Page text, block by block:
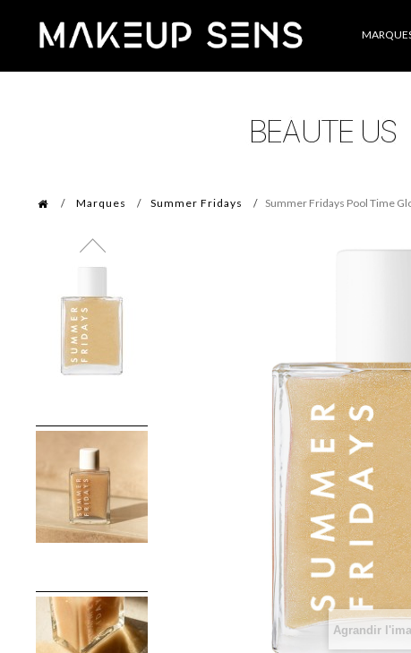
Catégories
Marques Summer Fridays Summer Fridays Pool Time
Agrandir